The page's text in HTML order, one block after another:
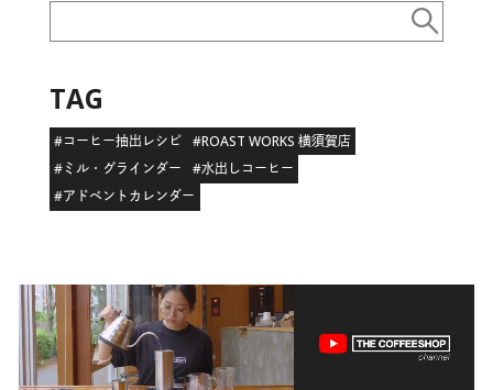
TAG
#コーヒー抽出レシピ #ROAST WORKS 横須賀店
#ミル・グラインダー
#水出しコーヒー
#アドベントカレンダー